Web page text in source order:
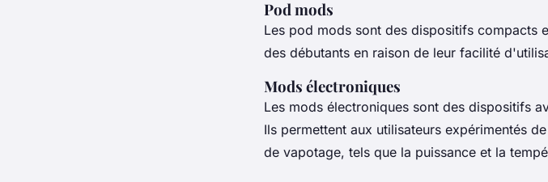
Pod mods
Les pod mods sont des dispositifs compacts
des débutants en raison de leur facilité
Mods électroniques
Les mods électroniques sont des dispositifs
Ils permettent aux utilisateurs expérimentés
de vapotage, tels que la puissance et la